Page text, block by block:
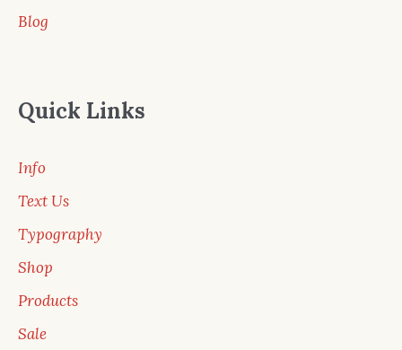
Blog
Quick Links
Info
Text Us
Typography
Shop
Products
Sale